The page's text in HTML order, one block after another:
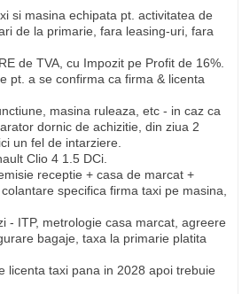
si masina echipata pt. activitatea de
de la primarie, fara leasing-uri, fara
de TVA, cu Impozit pe Profit de 16%.
pt. a se confirma ca firma & licenta
masina ruleaza, etc - in caz ca
dornic de achizitie, din ziua 2
un fel de intarziere.
Clio 4 1.5 DCi.
receptie + casa de marcat +
specifica firma taxi pe masina,
- ITP, metrologie casa marcat, agreere
bagaje, taxa la primarie platita
licenta taxi pana in 2028 apoi trebuie